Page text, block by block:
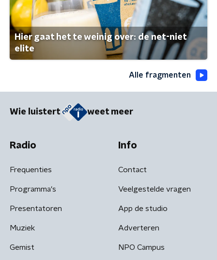
Hier gaat het te weinig over: de net-niet
elite
Alle fragmenten
Wie luistert weet meer
Radio
Frequenties
Programma's
Presentatoren
Muziek
Gemist
Info
Contact
Veelgestelde vragen
App de studio
Adverteren
NPO Campus